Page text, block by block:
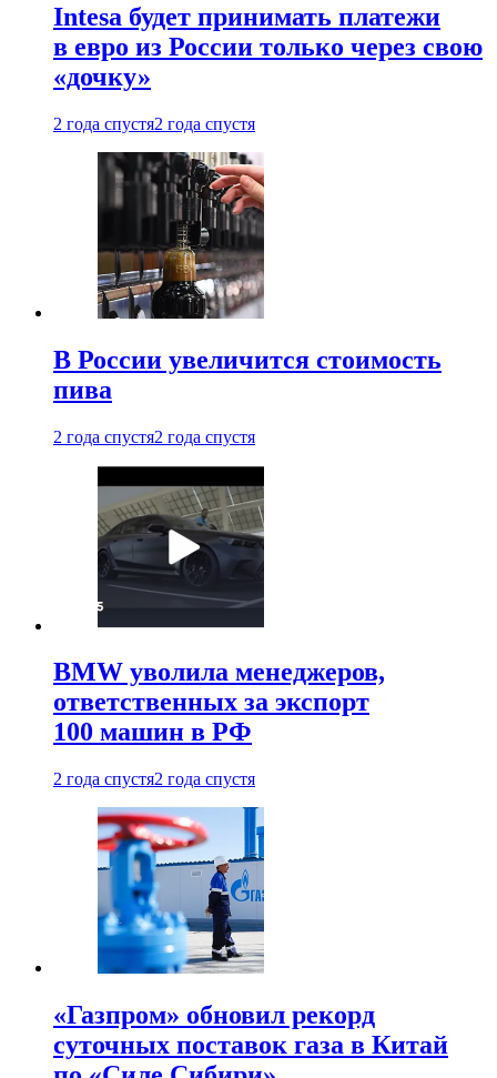
Intesa будет принимать платежи
в евро из России только через свою
«дочку»
2 года спустя2 года спустя
В России увеличится стоимость
пива
2 года спустя2 года спустя
BMW уволила менеджеров,
ответственных за экспорт
100 машин в РФ
2 года спустя2 года спустя
«Газпром» обновил рекорд
суточных поставок газа в Китай